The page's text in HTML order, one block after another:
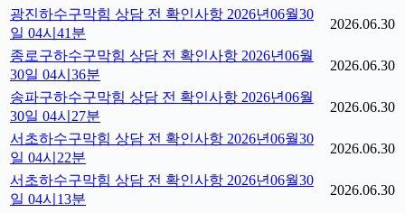
광진하수구막힘 상담 전 확인사항 2026년06월30
일 04시41분
2026.06.30
종로구하수구막힘 상담 전 확인사항 2026년06월
30일 04시36분
2026.06.30
송파구하수구막힘 상담 전 확인사항 2026년06월
30일 04시27분
2026.06.30
서초하수구막힘 상담 전 확인사항 2026년06월30
일 04시22분
2026.06.30
서초하수구막힘 상담 전 확인사항 2026년06월30
일 04시13분
2026.06.30